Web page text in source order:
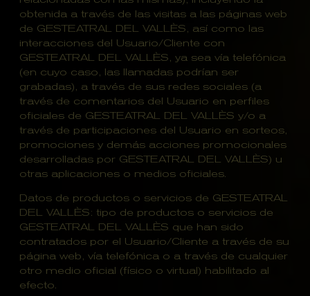
obtenida a través de las visitas a las páginas web
de GESTEATRAL DEL VALLÈS, así como las
interacciones del Usuario/Cliente con
GESTEATRAL DEL VALLÈS, ya sea vía telefónica
(en cuyo caso, las llamadas podrían ser
grabadas), a través de sus redes sociales (a
través de comentarios del Usuario en perfiles
oficiales de GESTEATRAL DEL VALLÈS y/o a
través de participaciones del Usuario en sorteos,
promociones y demás acciones promocionales
desarrolladas por GESTEATRAL DEL VALLÈS) u
otras aplicaciones o medios oficiales.
Datos de productos o servicios de GESTEATRAL
DEL VALLÈS: tipo de productos o servicios de
GESTEATRAL DEL VALLÈS que han sido
contratados por el Usuario/Cliente a través de su
página web, vía telefónica o a través de cualquier
otro medio oficial (físico o virtual) habilitado al
efecto.